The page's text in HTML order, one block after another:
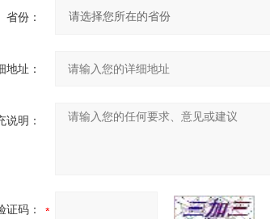
省份：
地址：
说明：
证码：